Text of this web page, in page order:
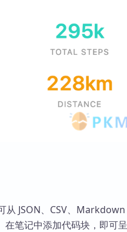
JSON、CSV、
笔记中添加代码块，即可